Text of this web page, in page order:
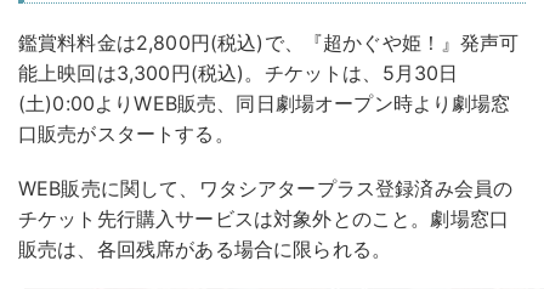
鑑賞料料金は2,800円(税込)で、『超かぐや姫！』発声可
能上映回は3,300円(税込)。チケットは、5月30日
(土)0:00よりWEB販売、同日劇場オープン時より劇場窓
口販売がスタートする。
WEB販売に関して、ワタシアタープラス登録済み会員の
チケット先行購入サービスは対象外とのこと。劇場窓口
販売は、各回残席がある場合に限られる。